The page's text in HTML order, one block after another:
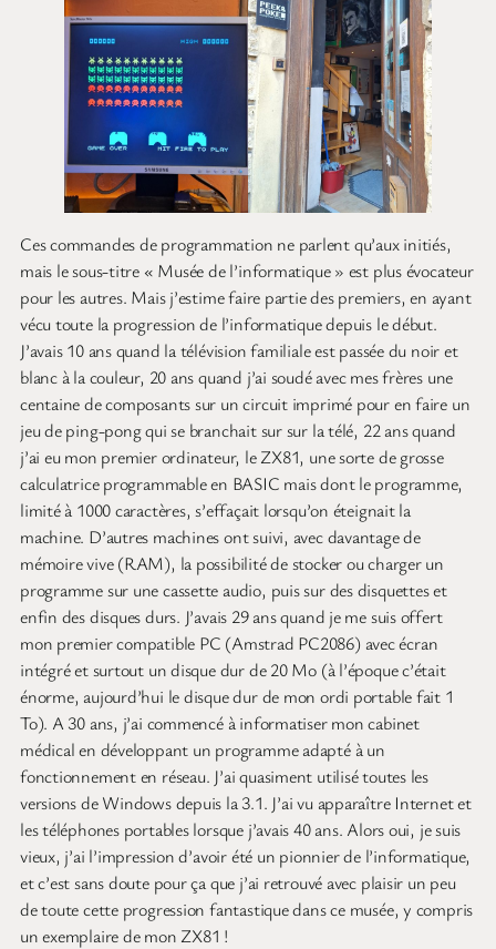
Ces commandes de programmation ne parlent qu’aux initiés,
mais le sous-titre « Musée de l’informatique » est plus évocateur
pour les autres. Mais j’estime faire partie des premiers, en ayant
vécu toute la progression de l’informatique depuis le début.
J’avais 10 ans quand la télévision familiale est passée du noir et
blanc à la couleur, 20 ans quand j’ai soudé avec mes frères une
centaine de composants sur un circuit imprimé pour en faire un
jeu de ping-pong qui se branchait sur sur la télé, 22 ans quand
j’ai eu mon premier ordinateur, le ZX81, une sorte de grosse
calculatrice programmable en BASIC mais dont le programme,
limité à 1000 caractères, s’effaçait lorsqu’on éteignait la
machine. D’autres machines ont suivi, avec davantage de
mémoire vive (RAM), la possibilité de stocker ou charger un
programme sur une cassette audio, puis sur des disquettes et
enfin des disques durs. J’avais 29 ans quand je me suis offert
mon premier compatible PC (Amstrad PC2086) avec écran
intégré et surtout un disque dur de 20 Mo (à l’époque c’était
énorme, aujourd’hui le disque dur de mon ordi portable fait 1
To). A 30 ans, j’ai commencé à informatiser mon cabinet
médical en développant un programme adapté à un
fonctionnement en réseau. J’ai quasiment utilisé toutes les
versions de Windows depuis la 3.1. J’ai vu apparaître Internet et
les téléphones portables lorsque j’avais 40 ans. Alors oui, je suis
vieux, j’ai l’impression d’avoir été un pionnier de l’informatique,
et c’est sans doute pour ça que j’ai retrouvé avec plaisir un peu
de toute cette progression fantastique dans ce musée, y compris
un exemplaire de mon ZX81 !